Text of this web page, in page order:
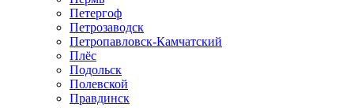
Петергоф
Петрозаводск
Петропавловск-Камчатский
Плёс
Подольск
Полевской
Правдинск